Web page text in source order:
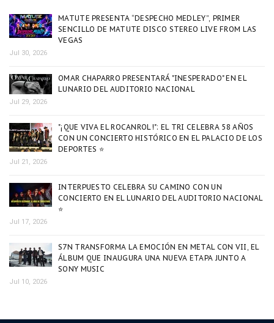
MATUTE PRESENTA “DESPECHO MEDLEY”, PRIMER
SENCILLO DE MATUTE DISCO STEREO LIVE FROM LAS
VEGAS
Jul 30, 2026
OMAR CHAPARRO PRESENTARÁ "INESPERADO" EN EL
LUNARIO DEL AUDITORIO NACIONAL
Jul 29, 2026
"¡QUE VIVA EL ROCANROL!": EL TRI CELEBRA 58 AÑOS
CON UN CONCIERTO HISTÓRICO EN EL PALACIO DE LOS
DEPORTES ⭐
Jul 21, 2026
INTERPUESTO CELEBRA SU CAMINO CON UN
CONCIERTO EN EL LUNARIO DEL AUDITORIO NACIONAL
⭐
Jul 17, 2026
S7N TRANSFORMA LA EMOCIÓN EN METAL CON VII, EL
ÁLBUM QUE INAUGURA UNA NUEVA ETAPA JUNTO A
SONY MUSIC
Jul 10, 2026